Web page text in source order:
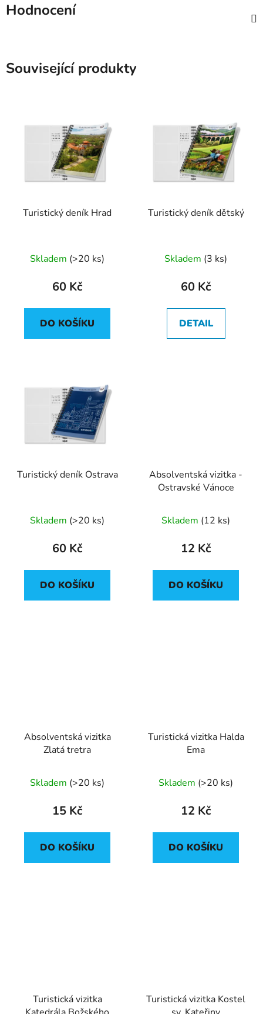
Hodnocení
Související produkty
Turistický deník Hrad
Skladem (>20 ks)
60 Kč
DO KOŠÍKU
Turistický deník dětský
Skladem (3 ks)
60 Kč
DETAIL
Turistický deník Ostrava
hodnocení
produktu
5,0
z
Skladem (>20 ks)
60 Kč
DO KOŠÍKU
Absolventská vizitka -
Ostravské Vánoce
Skladem (12 ks)
12 Kč
DO KOŠÍKU
Absolventská vizitka
Zlatá tretra
Skladem (>20 ks)
15 Kč
DO KOŠÍKU
Turistická vizitka Halda
Ema
Skladem (>20 ks)
12 Kč
DO KOŠÍKU
Turistická vizitka
Turistická vizitka Kostel